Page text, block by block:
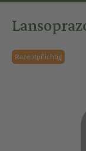
Rezeptpflichtig